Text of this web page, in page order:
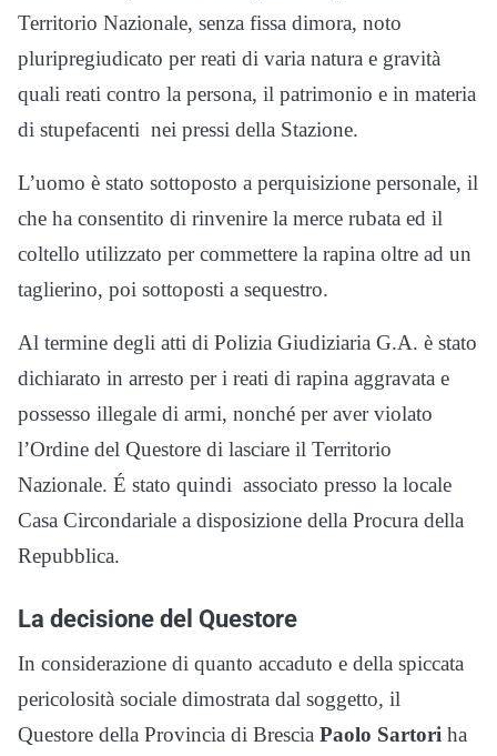
Territorio Nazionale, senza fissa dimora, noto
pluripregiudicato per reati di varia natura e gravità
quali reati contro la persona, il patrimonio e in materia
di stupefacenti nei pressi della Stazione.
L’uomo è stato sottoposto a perquisizione personale, il
che ha consentito di rinvenire la merce rubata ed il
coltello utilizzato per commettere la rapina oltre ad un
taglierino, poi sottoposti a sequestro.
Al termine degli atti di Polizia Giudiziaria G.A. è stato
dichiarato in arresto per i reati di rapina aggravata e
possesso illegale di armi, nonché per aver violato
l’Ordine del Questore di lasciare il Territorio
Nazionale. É stato quindi associato presso la locale
Casa Circondariale a disposizione della Procura della
Repubblica.
La decisione del Questore
In considerazione di quanto accaduto e della spiccata
pericolosità sociale dimostrata dal soggetto, il
Questore della Provincia di Brescia Paolo Sartori ha